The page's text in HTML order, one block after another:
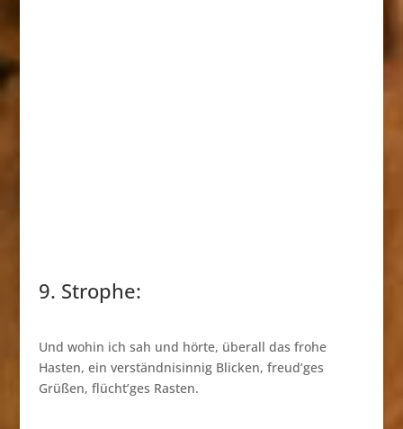
9. Strophe:
Und wohin ich sah und hörte, überall das frohe
Hasten, ein verständnisinnig Blicken, freud’ges
Grüßen, flücht’ges Rasten.